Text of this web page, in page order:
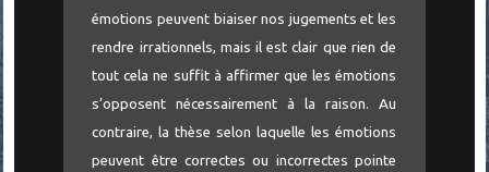
émotions peuvent biaiser nos jugements et les
rendre irrationnels, mais il est clair que rien de
tout cela ne suffit à affirmer que les émotions
s’opposent nécessairement à la raison. Au
contraire, la thèse selon laquelle les émotions
peuvent être correctes ou incorrectes pointe